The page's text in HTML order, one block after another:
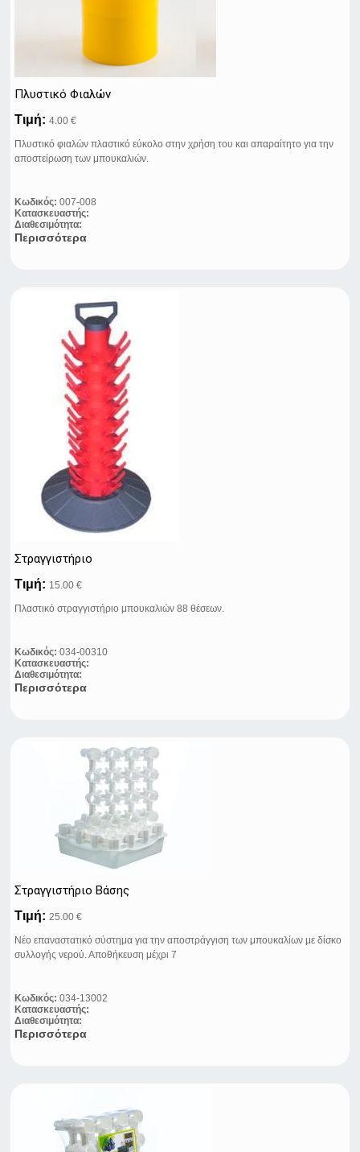
Πλυστικό Φιαλών
Τιμή: 4.00 €
Πλυστικό φιαλών πλαστικό εύκολο στην χρήση του και απαραίτητο για την
αποστείρωση των μπουκαλιών.
Κωδικός: 007-008
Κατασκευαστής:
Διαθεσιμότητα:
Περισσότερα
Στραγγιστήριο
Τιμή: 15.00 €
Πλαστικό στραγγιστήριο μπουκαλιών 88 θέσεων.
Κωδικός: 034-00310
Κατασκευαστής:
Διαθεσιμότητα:
Περισσότερα
Στραγγιστήριο Βάσης
Τιμή: 25.00 €
Νέο επαναστατικό σύστημα για την αποστράγγιση των μπουκαλίων με δίσκο
συλλογής νερού. Αποθήκευση μέχρι 7
Κωδικός: 034-13002
Κατασκευαστής:
Διαθεσιμότητα:
Περισσότερα